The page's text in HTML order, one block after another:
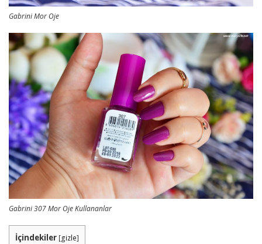
Gabrini Mor Oje
Gabrini 307 Mor Oje Kullananlar
İçindekiler [gizle]